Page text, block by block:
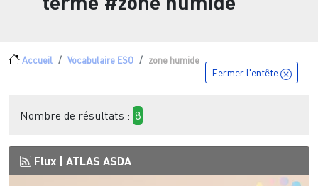
Fil d'Ariane
Accueil Vocabulaire ESO zone humide
Fermer l'entête
Nombre de résultats : 8
Flux | ATLAS ASDA